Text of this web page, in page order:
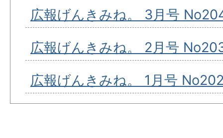
広報げんきみね。 3月号
広報げんきみね。 2月号
広報げんきみね。 1月号